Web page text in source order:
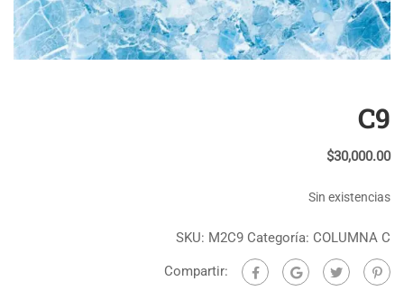
C9
$30,000.00
Sin existencias
SKU: M2C9 Categoría: COLUMNA C
Compartir: